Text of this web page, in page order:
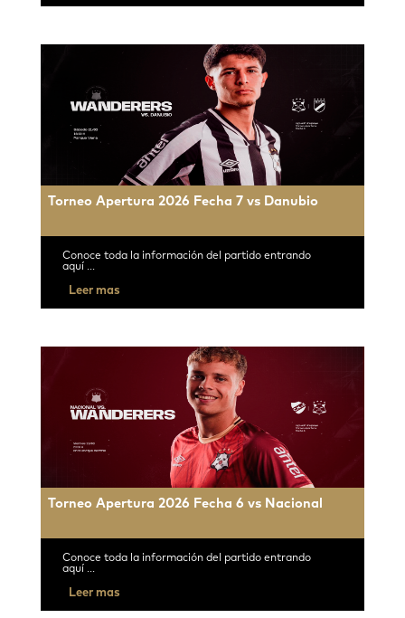
Torneo Apertura 2026 Fecha 7 vs Danubio
Conoce toda la información del partido entrando
aquí ...
Leer mas
Torneo Apertura 2026 Fecha 6 vs Nacional
Conoce toda la información del partido entrando
aquí ...
Leer mas